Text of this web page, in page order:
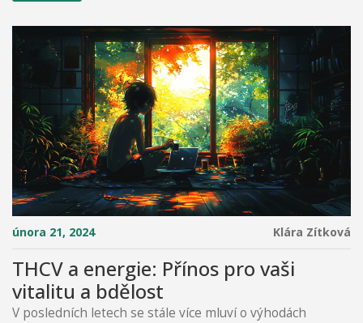
února 21, 2024 Klára Zítková
THCV a energie: Přínos pro vaši
vitalitu a bdělost
V posledních letech se stále více mluví o výhodách